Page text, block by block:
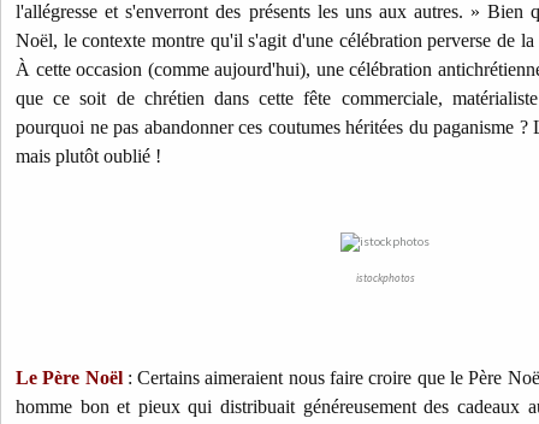
l'allégresse et s'enverront des présents les uns aux autres. » Bien
Noël, le contexte montre qu'il s'agit d'une célébration perverse de
À cette occasion (comme aujourd'hui), une célébration
que ce soit de chrétien dans cette fête commerciale,
pourquoi ne pas abandonner ces coutumes héritées du paganisme
mais plutôt oublié !
istockphotos
Le Père Noël : Certains aimeraient nous faire croire que le Père
homme bon et pieux qui distribuait généreusement des cadeaux